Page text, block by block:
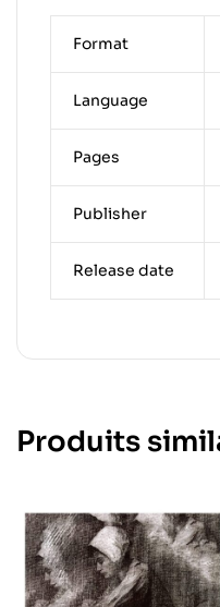
Format
Language
Pages
Publisher
Release date
Produits